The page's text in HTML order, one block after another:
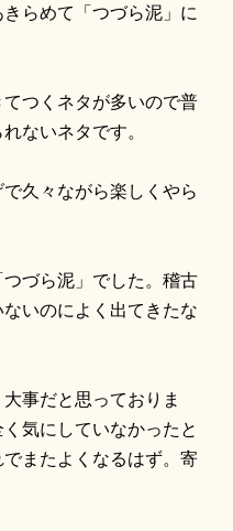
らめて「つづら泥」に
つくネタが多いので普
ないネタです。
久々ながら楽しくやら
づら泥」でした。稽古
いのによく出てきたな
事だと思っておりま
気にしていなかったと
またよくなるはず。寄